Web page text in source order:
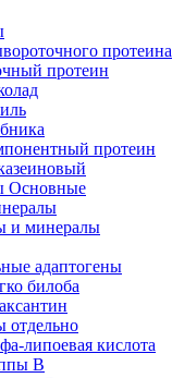
протеина
протеин
протеин
Основные
и минералы
адаптогены
билоба
отдельно
липоевая кислота
B